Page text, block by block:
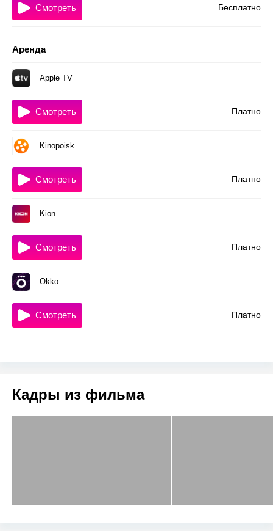
Бесплатно
Смотреть
Аренда
Apple TV
Платно
Смотреть
Kinopoisk
Платно
Смотреть
Kion
Платно
Смотреть
Okko
Платно
Смотреть
Кадры из фильма